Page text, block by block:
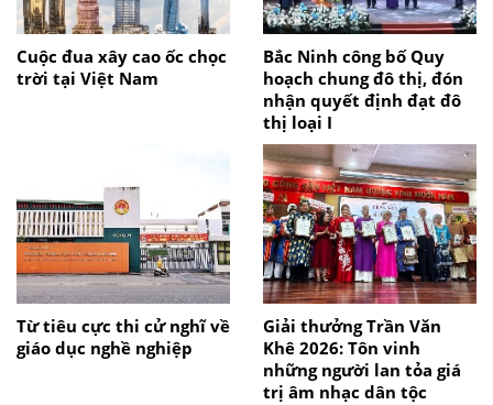
Cuộc đua xây cao ốc chọc
trời tại Việt Nam
Bắc Ninh công bố Quy
hoạch chung đô thị, đón
nhận quyết định đạt đô
thị loại I
Từ tiêu cực thi cử nghĩ về
giáo dục nghề nghiệp
Giải thưởng Trần Văn
Khê 2026: Tôn vinh
những người lan tỏa giá
trị âm nhạc dân tộc